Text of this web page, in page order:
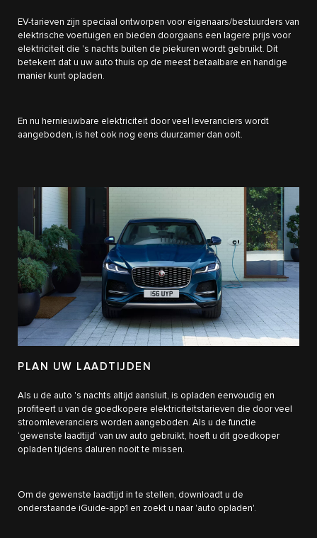
EV-tarieven zijn speciaal ontworpen voor eigenaars/bestuurders van
elektrische voertuigen en bieden doorgaans een lagere prijs voor
elektriciteit die 's nachts buiten de piekuren wordt gebruikt. Dit
betekent dat u uw auto thuis op de meest betaalbare en handige
manier kunt opladen.
En nu hernieuwbare elektriciteit door veel leveranciers wordt
aangeboden, is het ook nog eens duurzamer dan ooit.
PLAN UW LAADTIJDEN
Als u de auto 's nachts altijd aansluit, is opladen eenvoudig en
profiteert u van de goedkopere elektriciteitstarieven die door veel
stroomleveranciers worden aangeboden. Als u de functie
‘gewenste laadtijd’ van uw auto gebruikt, hoeft u dit goedkoper
opladen tijdens daluren nooit te missen.
Om de gewenste laadtijd in te stellen, downloadt u de
onderstaande iGuide-app1 en zoekt u naar 'auto opladen'.